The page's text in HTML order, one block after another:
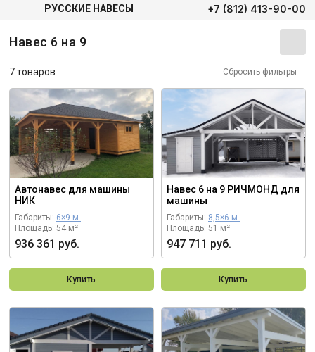
РУССКИЕ НАВЕСЫ +7 (812) 413-90-00
Навес 6 на 9
7 товаров Сбросить фильтры
Автонавес для машины
НИК
Габариты: 6×9 м.
Площадь: 54 м²
936 361 руб.
Купить
Навес 6 на 9 РИЧМОНД для
машины
Габариты: 8,5×6 м.
Площадь: 51 м²
947 711 руб.
Купить